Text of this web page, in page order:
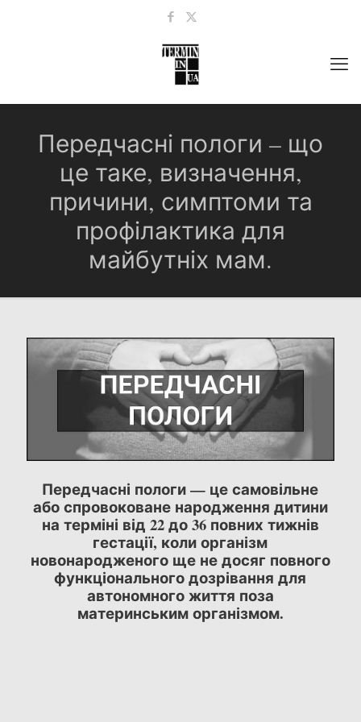
Передчасні пологи – що
це таке, визначення,
причини, симптоми та
профілактика для
майбутніх мам.
Передчасні пологи — це самовільне
або спровоковане народження дитини
на терміні від 22 до 36 повних тижнів
гестації, коли організм
новонародженого ще не досяг повного
функціонального дозрівання для
автономного життя поза
материнським організмом.